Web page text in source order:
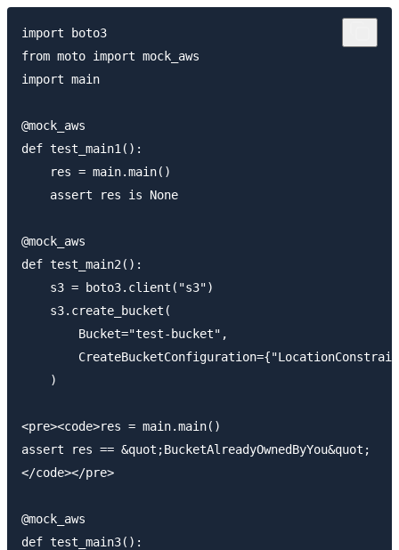
import boto3
from moto import mock_aws
import main
@mock_aws
def test_main1():
    res = main.main()
    assert res is None
@mock_aws
def test_main2():
    s3 = boto3.client("s3")
    s3.create_bucket(
        Bucket="test-bucket",
    )
<pre><code>res = main.main()
assert res == &quot;BucketAlreadyOwnedByYou&quot;
</code></pre>
@mock_aws
def test_main3():